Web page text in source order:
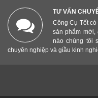
TƯ VẤN
Công Cụ Tốt
sản phẩm mới,
nào chúng tôi
chuyên nghiệp và giầu kinh